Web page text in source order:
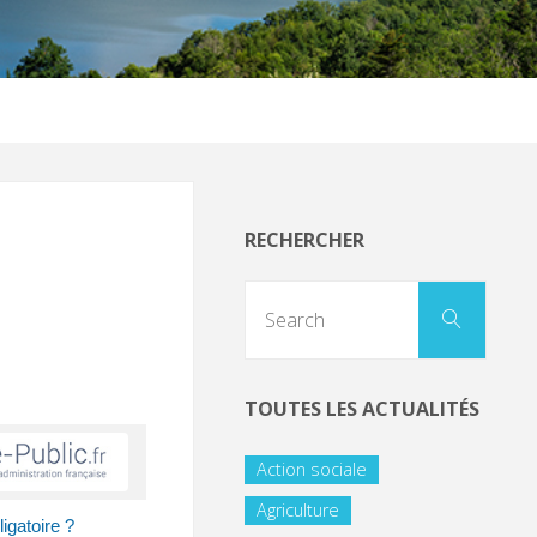
?
RECHERCHER
TOUTES LES ACTUALITÉS
Action sociale
Agriculture